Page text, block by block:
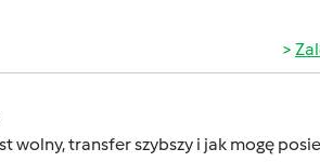
wolny, transfer szybszy i jak mogę